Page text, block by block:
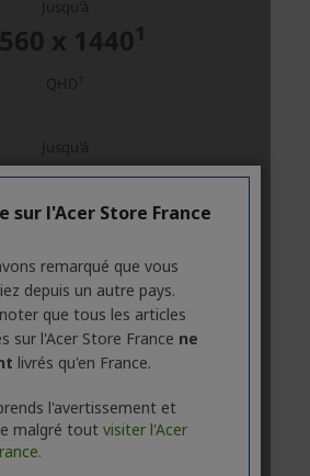
sur l'Acer Store France
remarqué que vous
depuis un autre pays.
que tous les articles
sur l'Acer Store France ne
livrés qu'en France.
l'avertissement et
malgré tout visiter l'Acer